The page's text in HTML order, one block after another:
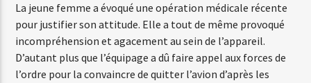
Web-Radio-Le-Mosquitos
La jeune femme a évoqué une opération médicale récente
pour justifier son attitude. Elle a tout de même provoqué
incompréhension et agacement au sein de l’appareil.
D’autant plus que l’équipage a dû faire appel aux forces de
l’ordre pour la convaincre de quitter l’avion d’après les